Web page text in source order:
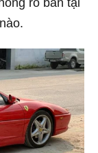
rõ bản tại